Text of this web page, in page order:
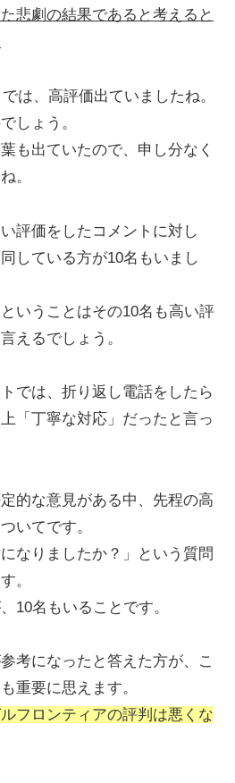
悲劇の結果であると考えると
は、高評価出ていましたね。
しょう。
も出ていたので、申し分なく
。
評価をしたコメントに対し
している方が10名もいまし
いうことはその10名も高い評
えるでしょう。
では、折り返し電話をしたら
「丁寧な対応」だったと言っ
的な意見がある中、先程の高
いてです。
なりましたか？」という質問
。
10名もいることです。
考になったと答えた方が、こ
重要に思えます。
フロンティアの評判は悪くな